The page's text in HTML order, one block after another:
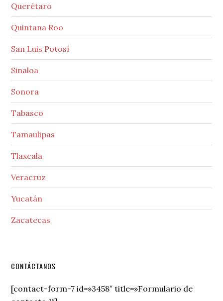
Querétaro
Quintana Roo
San Luis Potosí
Sinaloa
Sonora
Tabasco
Tamaulipas
Tlaxcala
Veracruz
Yucatán
Zacatecas
Secondary
Sidebar
CONTÁCTANOS
[contact-form-7 id=»3458″ title=»Formulario de